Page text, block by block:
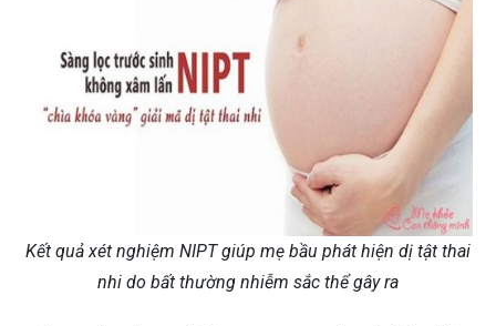
Kết quả xét nghiệm NIPT giúp mẹ bầu phát hiện dị tật thai
nhi do bất thường nhiễm sắc thể gây ra